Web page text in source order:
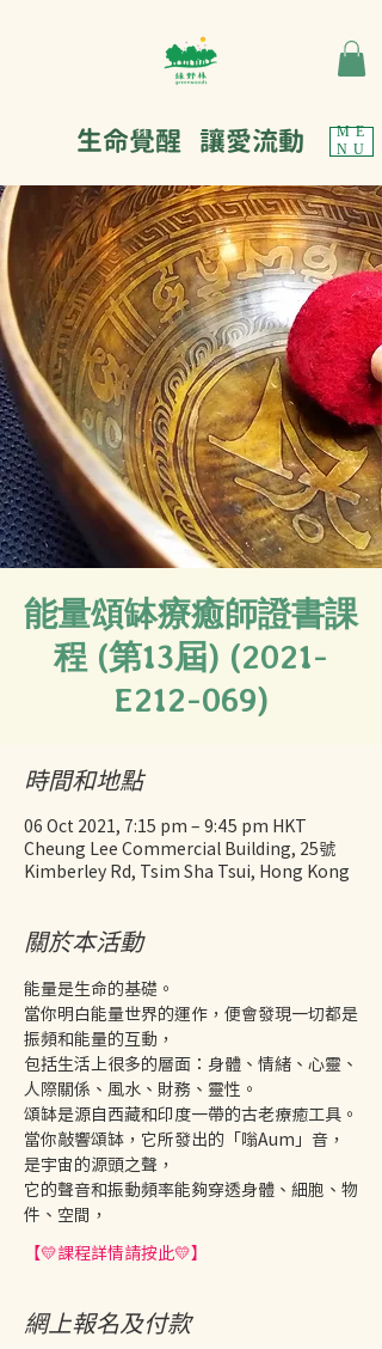
ME
NU
生命覺醒 讓愛流動
能量頌缽療癒師證書課
程 (第13屆) (2021-
E212-069)
時間和地點
06 Oct 2021, 7:15 pm – 9:45 pm HKT
Cheung Lee Commercial Building, 25號
Kimberley Rd, Tsim Sha Tsui, Hong Kong
關於本活動
能量是生命的基礎。
當你明白能量世界的運作，便會發現一切都是
振頻和能量的互動，
包括生活上很多的層面：身體、情緒、心靈、
人際關係、風水、財務、靈性。
頌缽是源自西藏和印度一帶的古老療癒工具。
當你敲響頌缽，它所發出的「嗡Aum」音，
是宇宙的源頭之聲，
它的聲音和振動頻率能夠穿透身體、細胞、物
件、空間，
【💛課程詳情請按此💛】
網上報名及付款